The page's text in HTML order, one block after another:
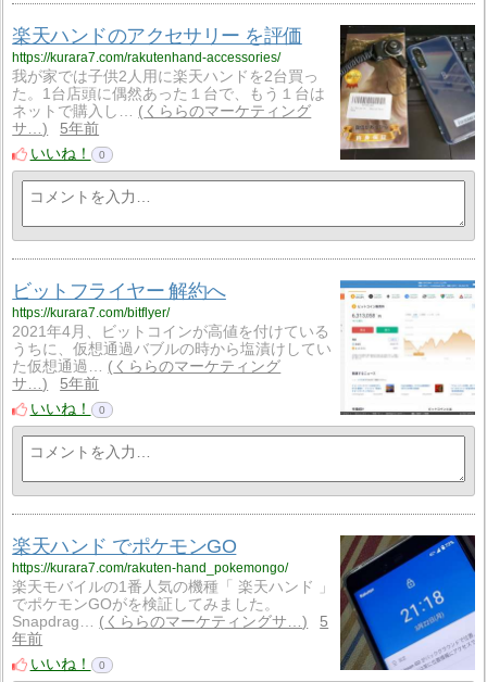
楽天ハンドのアクセサリー を評価
https://kurara7.com/rakutenhand-accessories/
我が家では子供2人用に楽天ハンドを2台買っ
た。1台店頭に偶然あった１台で、もう１台は
ネットで購入し…
くららのマーケティング
サ…
5年前
いいね！
0
ビットフライヤー 解約へ
https://kurara7.com/bitflyer/
2021年4月、ビットコインが高値を付けている
うちに、仮想通過バブルの時から塩漬けしてい
た仮想通過…
くららのマーケティング
サ…
5年前
いいね！
0
楽天ハンド でポケモンGO
https://kurara7.com/rakuten-hand_pokemongo/
楽天モバイルの1番人気の機種「 楽天ハンド 」
でポケモンGOがを検証してみました。
Snapdrag…
くららのマーケティングサ…
5
年前
いいね！
0